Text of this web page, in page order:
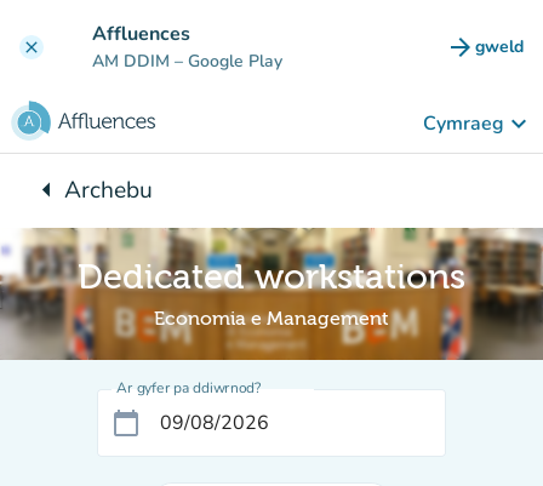
clear Affluences
AM DDIM – Google Play arrow_forward gweld
(tab
Cymraeg keyboard_arrow_down
arrow_leftYn ôl i:
Archebu
Dedicated workstations
Economia e Management
Ar gyfer pa ddiwrnod?
calendar_today